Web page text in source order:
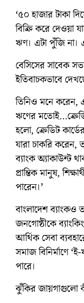
‘৫০ হাজার টাকা
বিক্রি করে দেওয়া
ঋণ। এটা পুঁজি না।
বেসিসের সাবেক
ইতিবাচকভাবে
তিনিও মনে করেন,
ঋণের
হলো, ক্রেডিট
যারা চাকরি করেন,
ব্যাংক অ্যাকাউন্ট
প্রান্তিক মানুষ,
পারেন।’
বাংলাদেশ ব্যাংকও
জনগোষ্ঠীকে
আর্থিক সেবা
সমাজ বিনির্মাণে
পারে।
ঝুঁকির জায়গাগুলো